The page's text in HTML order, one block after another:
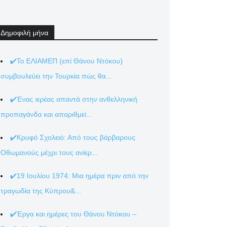
Δημοφιλή μήνα
✔️Το ΕΛΙΑΜΕΠ (επί Θάνου Ντόκου)
συμβουλεύει την Τουρκία πώς θα...
✔️Ένας ιερέας απαντά στην ανθελληνική
προπαγάνδα και απαριθμεί...
✔️Κρυφό Σχολειό: Από τους βάρβαρους
Οθωμανούς μέχρι τους ανίερ...
✔️19 Ιουλίου 1974: Μια ημέρα πριν από την
τραγωδία της Κύπρου&...
✔️Έργα και ημέρες του Θάνου Ντόκου –